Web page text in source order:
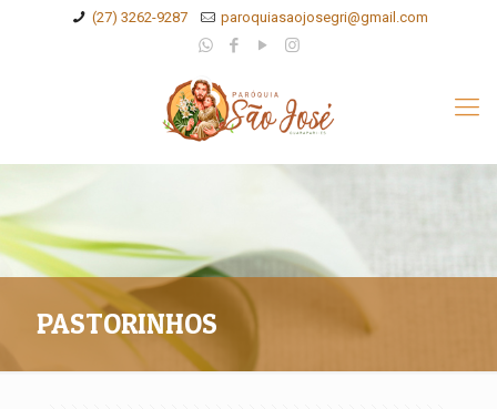
(27) 3262-9287 paroquiasaojosegri@gmail.com
PASTORINHOS